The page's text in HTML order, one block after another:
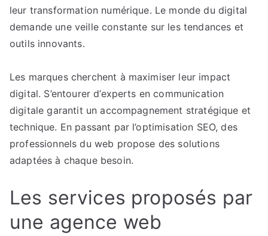
communication
des
experts
?
leur transformation numérique. Le monde du digital
demande une veille constante sur les tendances et
outils innovants.
Les marques cherchent à maximiser leur impact
digital. S’entourer d’experts en communication
digitale garantit un accompagnement stratégique et
technique. En passant par l’optimisation SEO, des
professionnels du web propose des solutions
adaptées à chaque besoin.
Les services proposés par
une agence web